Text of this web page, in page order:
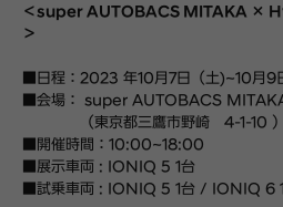
＜super AUTOBACS MITAKA ×
＞
■日程：2023 年10月7日（土)~10月9
■会場： super AUTOBACS
（東京都三鷹市野崎 4-1-10 ）
■開催時間：10:00~18:00
■展示車両 : IONIQ 5 1台
■試乗車両 : IONIQ 5 1台 / IONIQ 6